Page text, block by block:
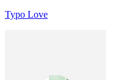
Typo Love